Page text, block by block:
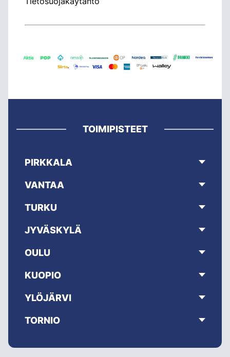
TOIMIPISTEET
PIRKKALA
VANTAA
TURKU
JYVÄSKYLÄ
OULU
KUOPIO
YLÖJÄRVI
TORNIO